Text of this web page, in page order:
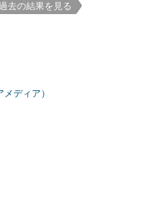
去の結果を見る
ディア）